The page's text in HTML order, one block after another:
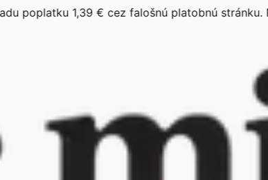
1,39 € cez falošnú platobnú stránku.